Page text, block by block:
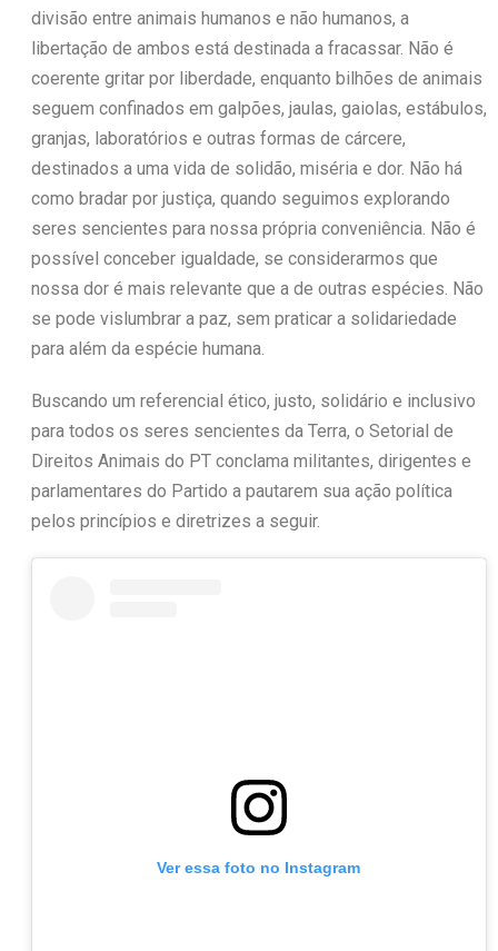
divisão entre animais humanos e não humanos, a
libertação de ambos está destinada a fracassar. Não é
coerente gritar por liberdade, enquanto bilhões de animais
seguem confinados em galpões, jaulas, gaiolas, estábulos,
granjas, laboratórios e outras formas de cárcere,
destinados a uma vida de solidão, miséria e dor. Não há
como bradar por justiça, quando seguimos explorando
seres sencientes para nossa própria conveniência. Não é
possível conceber igualdade, se considerarmos que
nossa dor é mais relevante que a de outras espécies. Não
se pode vislumbrar a paz, sem praticar a solidariedade
para além da espécie humana.
Buscando um referencial ético, justo, solidário e inclusivo
para todos os seres sencientes da Terra, o Setorial de
Direitos Animais do PT conclama militantes, dirigentes e
parlamentares do Partido a pautarem sua ação política
pelos princípios e diretrizes a seguir.
Ver essa foto no Instagram